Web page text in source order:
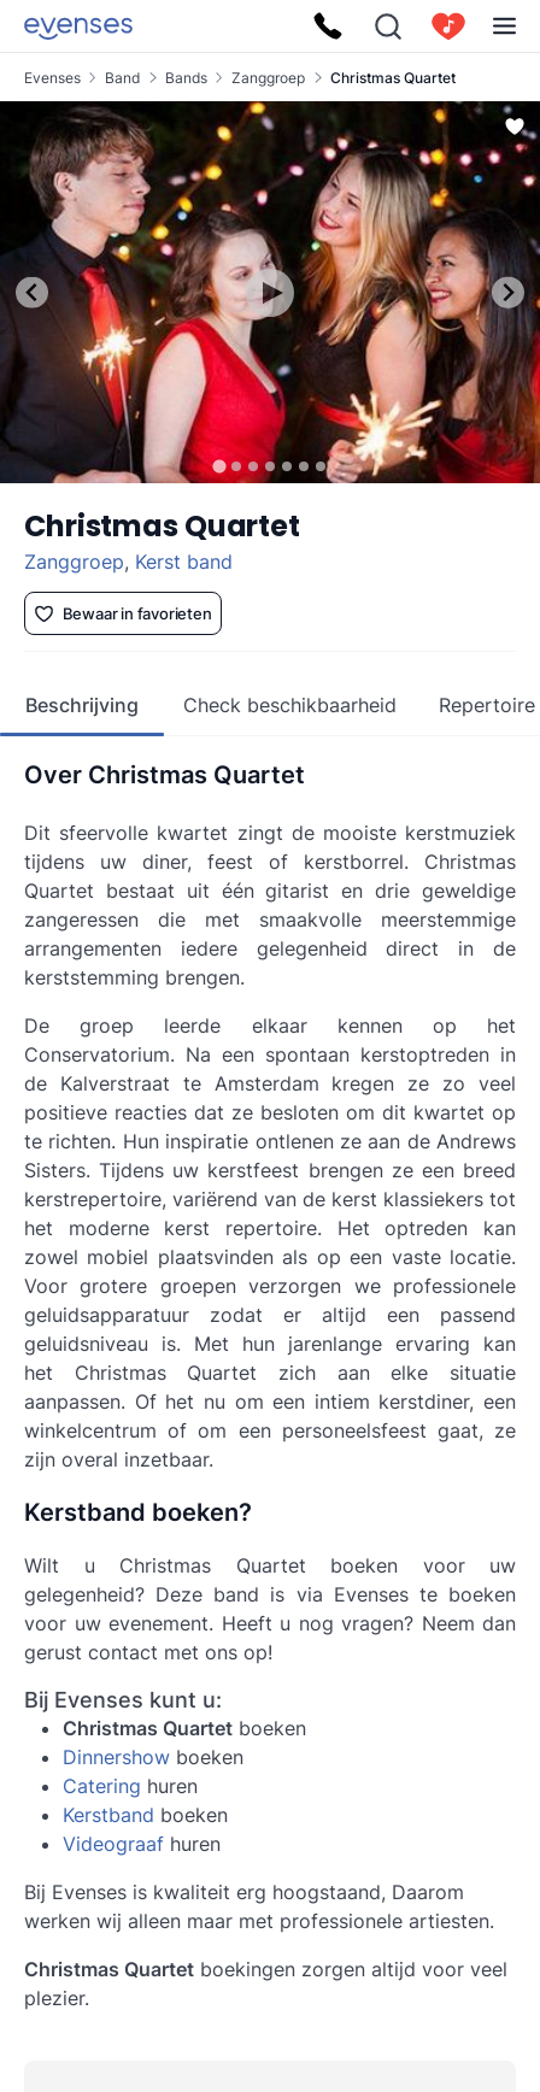
Evenses Band Bands Zanggroep Christmas Quartet
Christmas Quartet
Zanggroep, Kerst band
Bewaar in favorieten
Beschrijving Check beschikbaarheid Repertoire
Over Christmas Quartet
Dit sfeervolle kwartet zingt de mooiste kerstmuziek
tijdens uw diner, feest of kerstborrel. Christmas
Quartet bestaat uit één gitarist en drie geweldige
zangeressen die met smaakvolle meerstemmige
arrangementen iedere gelegenheid direct in de
kerststemming brengen.
De groep leerde elkaar kennen op het
Conservatorium. Na een spontaan kerstoptreden in
de Kalverstraat te Amsterdam kregen ze zo veel
positieve reacties dat ze besloten om dit kwartet op
te richten. Hun inspiratie ontlenen ze aan de Andrews
Sisters. Tijdens uw kerstfeest brengen ze een breed
kerstrepertoire, variërend van de kerst klassiekers tot
het moderne kerst repertoire. Het optreden kan
zowel mobiel plaatsvinden als op een vaste locatie.
Voor grotere groepen verzorgen we professionele
geluidsapparatuur zodat er altijd een passend
geluidsniveau is. Met hun jarenlange ervaring kan
het Christmas Quartet zich aan elke situatie
aanpassen. Of het nu om een intiem kerstdiner, een
winkelcentrum of om een personeelsfeest gaat, ze
zijn overal inzetbaar.
Kerstband boeken?
Wilt u Christmas Quartet boeken voor uw
gelegenheid? Deze band is via Evenses te boeken
voor uw evenement. Heeft u nog vragen? Neem dan
gerust contact met ons op!
Bij Evenses kunt u:
Christmas Quartet boeken
Dinnershow boeken
Catering huren
Kerstband boeken
Videograaf huren
Bij Evenses is kwaliteit erg hoogstaand, Daarom
werken wij alleen maar met professionele artiesten.
Christmas Quartet boekingen zorgen altijd voor veel
plezier.